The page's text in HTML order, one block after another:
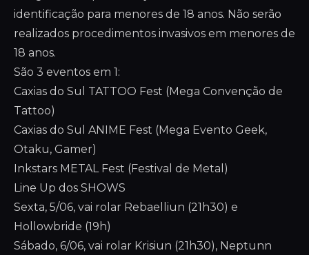
identificação para menores de 18 anos. Não serão
realizados procedimentos invasivos em menores de
18 anos.
São 3 eventos em 1:
Caxias do Sul TATTOO Fest (Mega Convenção de
Tattoo)
Caxias do Sul ANIME Fest (Mega Evento Geek,
Otaku, Gamer)
Inkstars METAL Fest (Festival de Metal)
Line Up dos SHOWS
Sexta, 5/06, vai rolar Rebaelliun (21h30) e
Hollowbride (19h)
Sábado, 6/06, vai rolar Krisiun (21h30), Neptunn